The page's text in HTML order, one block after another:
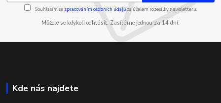
Souhlasím se zpracováním osobních údajůza účelem rozesílky newsletteru.
Můžete se kdykoli odhlásit. Zasíláme jednou za 14 dní.
Kde nás najdete